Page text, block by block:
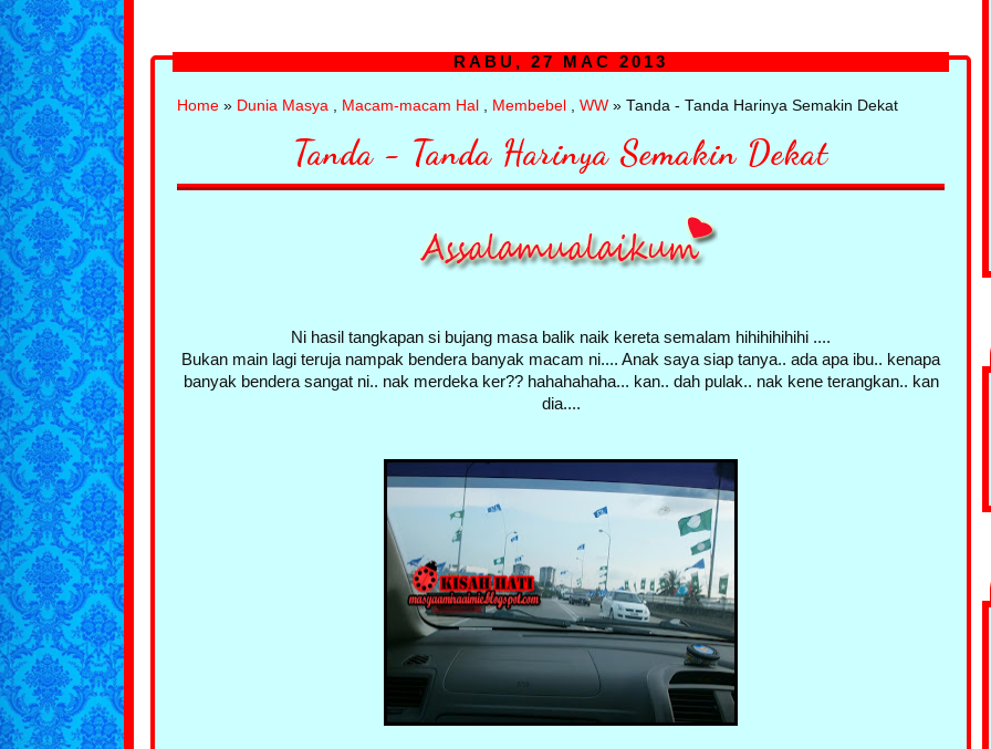
RABU, 27 MAC 2013
Home » Dunia Masya , Macam-macam Hal , Membebel , WW » Tanda - Tanda Harinya Semakin Dekat
Tanda - Tanda Harinya Semakin Dekat
Ni hasil tangkapan si bujang masa balik naik kereta semalam hihihihihihi ....
Bukan main lagi teruja nampak bendera banyak macam ni.... Anak saya siap tanya.. ada apa ibu.. kenapa
banyak bendera sangat ni.. nak merdeka ker?? hahahahaha... kan.. dah pulak.. nak kene terangkan.. kan
dia....